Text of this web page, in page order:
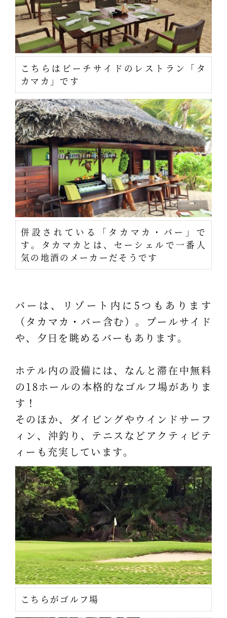
こちらはビーチサイドのレストラン「タ
カマカ」です
併設されている「タカマカ・バー」で
す。タカマカとは、セーシェルで一番人
気の地酒のメーカーだそうです
バーは、リゾート内に5つもあります
（タカマカ・バー含む）。プールサイド
や、夕日を眺めるバーもあります。
ホテル内の設備には、なんと滞在中無料
の18ホールの本格的なゴルフ場がありま
す！
そのほか、ダイビングやウインドサーフ
ィン、沖釣り、テニスなどアクティビテ
ィーも充実しています。
こちらがゴルフ場